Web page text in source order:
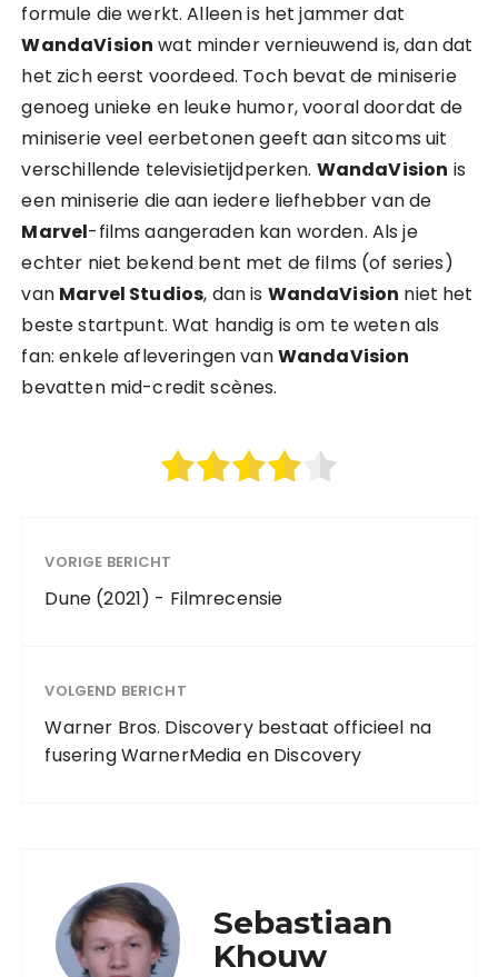
formule die werkt. Alleen is het jammer dat
WandaVision wat minder vernieuwend is, dan dat
het zich eerst voordeed. Toch bevat de miniserie
genoeg unieke en leuke humor, vooral doordat de
miniserie veel eerbetonen geeft aan sitcoms uit
verschillende televisietijdperken. WandaVision is
een miniserie die aan iedere liefhebber van de
Marvel-films aangeraden kan worden. Als je
echter niet bekend bent met de films (of series)
van Marvel Studios, dan is WandaVision niet het
beste startpunt. Wat handig is om te weten als
fan: enkele afleveringen vanWandaVision
bevatten mid-credit scènes.
VORIGE BERICHT
Dune (2021) - Filmrecensie
VOLGEND BERICHT
Warner Bros. Discovery bestaat officieel na
fusering WarnerMedia en Discovery
Sebastiaan
Khouw